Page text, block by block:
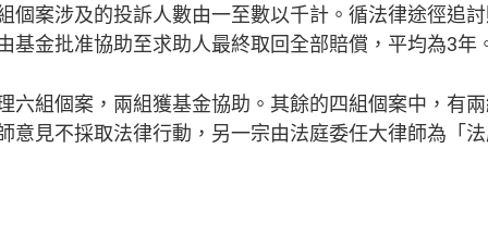
個案涉及的投訴人數由一至數以千計。循法律途徑追
基金批准協助至求助人最終取回全部賠償，平均為3年
六組個案，兩組獲基金協助。其餘的四組個案中，有
意見不採取法律行動，另一宗由法庭委任大律師為「